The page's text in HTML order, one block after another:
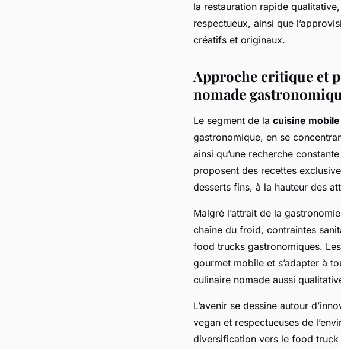
la restauration rapide
respectueux, ainsi que
créatifs et originaux.
Approche critique et
nomade
Le segment de la cuisine
gastronomique, en se
ainsi qu’une recherche
proposent des recettes
desserts fins, à la hauteur des
Malgré l’attrait de la
chaîne du froid, contraintes
food trucks gastronomiques.
gourmet mobile et s’adapter à
culinaire nomade aussi
L’avenir se dessine autour
vegan et respectueuses de
diversification vers le food